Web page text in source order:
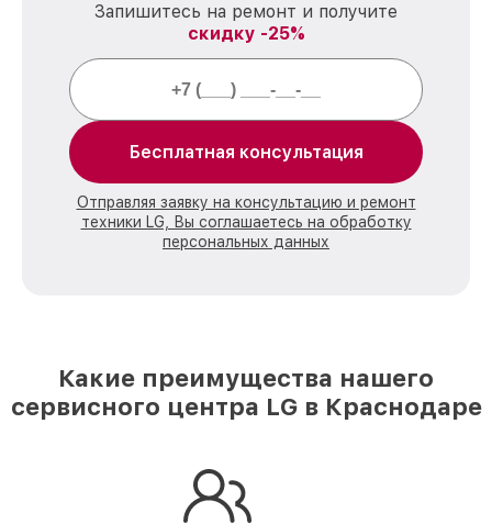
Запишитесь на ремонт и получите
скидку -25%
Бесплатная консультация
Отправляя заявку на консультацию и ремонт
техники LG, Вы соглашаетесь на обработку
персональных данных
Какие преимущества нашего
сервисного центра LG в Краснодаре